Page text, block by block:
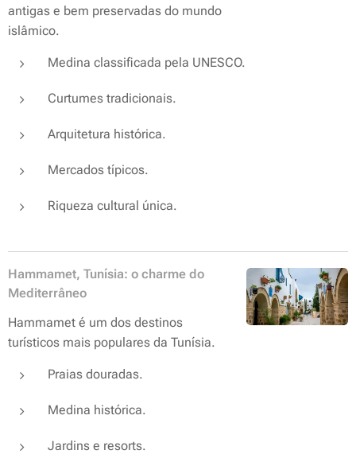
antigas e bem preservadas do mundo
islâmico.
Medina classificada pela UNESCO.
Curtumes tradicionais.
Arquitetura histórica.
Mercados típicos.
Riqueza cultural única.
Hammamet, Tunísia: o charme do
Mediterrâneo
Hammamet é um dos destinos
turísticos mais populares da Tunísia.
Praias douradas.
Medina histórica.
Jardins e resorts.